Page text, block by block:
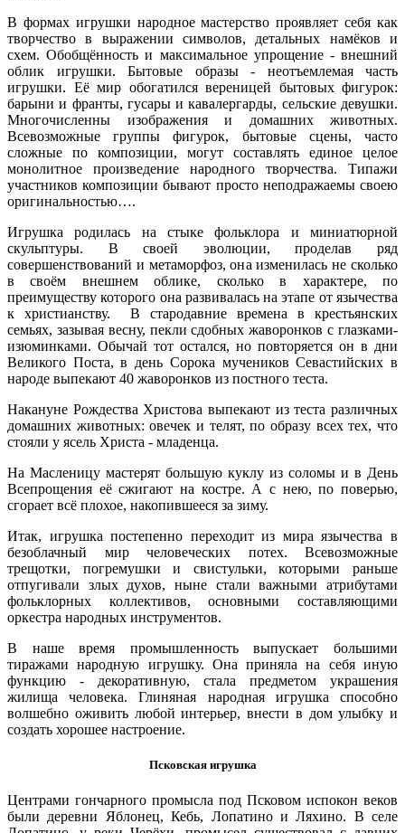
В формах игрушки народное мастерство проявляет себя как
творчество в выражении символов, детальных намёков и
схем. Обобщённость и максимальное упрощение - внешний
облик игрушки. Бытовые образы - неотъемлемая часть
игрушки. Её мир обогатился вереницей бытовых фигурок:
барыни и франты, гусары и кавалергарды, сельские девушки.
Многочисленны изображения и домашних животных.
Всевозможные группы фигурок, бытовые сцены, часто
сложные по композиции, могут составлять единое целое
монолитное произведение народного творчества. Типажи
участников композиции бывают просто неподражаемы своею
оригинальностью….
Игрушка родилась на стыке фольклора и миниатюрной
скульптуры. В своей эволюции, проделав ряд
совершенствований и метаморфоз, она изменилась не сколько
в своём внешнем облике, сколько в характере, по
преимуществу которого она развивалась на этапе от язычества
к христианству. В стародавние времена в крестьянских
семьях, зазывая весну, пекли сдобных жаворонков с глазками-
изюминками. Обычай тот остался, но повторяется он в дни
Великого Поста, в день Сорока мучеников Севастийских в
народе выпекают 40 жаворонков из постного теста.
Накануне Рождества Христова выпекают из теста различных
домашних животных: овечек и телят, по образу всех тех, что
стояли у ясель Христа - младенца.
На Масленицу мастерят большую куклу из соломы и в День
Всепрощения её сжигают на костре. А с нею, по поверью,
сгорает всё плохое, накопившееся за зиму.
Итак, игрушка постепенно переходит из мира язычества в
безоблачный мир человеческих потех. Всевозможные
трещотки, погремушки и свистульки, которыми раньше
отпугивали злых духов, ныне стали важными атрибутами
фольклорных коллективов, основными составляющими
оркестра народных инструментов.
В наше время промышленность выпускает большими
тиражами народную игрушку. Она приняла на себя иную
функцию - декоративную, стала предметом украшения
жилища человека. Глиняная народная игрушка способно
волшебно оживить любой интерьер, внести в дом улыбку и
создать хорошее настроение.
Псковская игрушка
Центрами гончарного промысла под Псковом испокон веков
были деревни Яблонец, Кебь, Лопатино и Ляхино. В селе